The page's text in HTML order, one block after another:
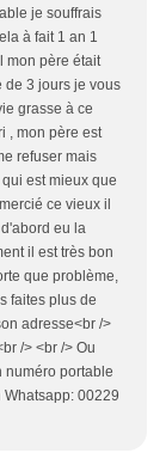
je souffrais
à fait 1 an 1
mon père était
de 3 jours je vous
grasse à ce
, mon père est
refuser mais
est mieux que
ce vieux il
eu la
il est très bon
que problème,
faites plus de
adresse<br />
/> <br /> Ou
numéro portable
Whatsapp: 00229